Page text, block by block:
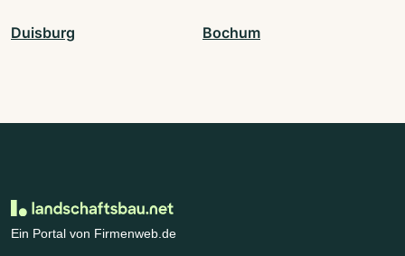
Duisburg Bochum
Ein Portal von Firmenweb.de